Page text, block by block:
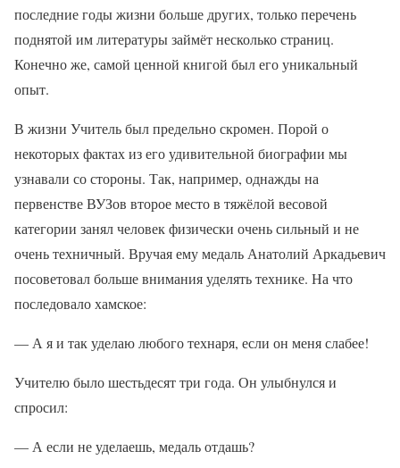
последние годы жизни больше других, только перечень
поднятой им литературы займёт несколько страниц.
Конечно же, самой ценной книгой был его уникальный
опыт.
В жизни Учитель был предельно скромен. Порой о
некоторых фактах из его удивительной биографии мы
узнавали со стороны. Так, например, однажды на
первенстве ВУЗов второе место в тяжёлой весовой
категории занял человек физически очень сильный и не
очень техничный. Вручая ему медаль Анатолий Аркадьевич
посоветовал больше внимания уделять технике. На что
последовало хамское:
— А я и так уделаю любого технаря, если он меня слабее!
Учителю было шестьдесят три года. Он улыбнулся и
спросил:
— А если не уделаешь, медаль отдашь?